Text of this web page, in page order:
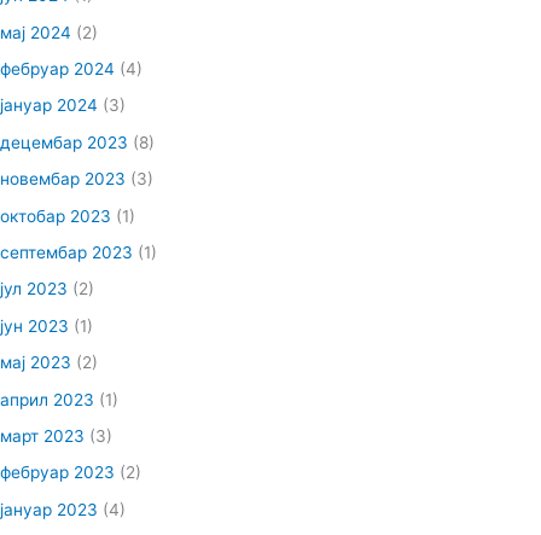
мај 2024 (2)
фебруар 2024 (4)
јануар 2024 (3)
децембар 2023 (8)
новембар 2023 (3)
октобар 2023 (1)
септембар 2023 (1)
јул 2023 (2)
јун 2023 (1)
мај 2023 (2)
април 2023 (1)
март 2023 (3)
фебруар 2023 (2)
јануар 2023 (4)